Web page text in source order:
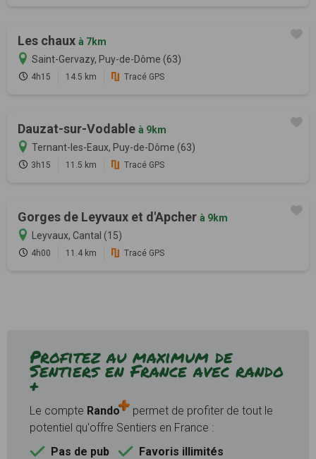
Les chaux à 7km
Saint-Gervazy, Puy-de-Dôme (63)
4h15 14.5 km Tracé GPS
Dauzat-sur-Vodable à 9km
Ternant-les-Eaux, Puy-de-Dôme (63)
3h15 11.5 km Tracé GPS
Gorges de Leyvaux et d'Apcher à 9km
Leyvaux, Cantal (15)
4h00 11.4 km Tracé GPS
Profitez au maximum de
Sentiers en France avec rando
+
Le compte Rando
permet de profiter de tout le
potentiel qu'offre Sentiers en France :
Pas de pub
Favoris illimités